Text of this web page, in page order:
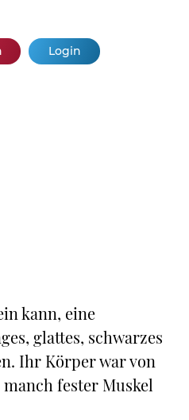
Login
kann, eine
glattes, schwarzes
Ihr Körper war von
fester Muskel